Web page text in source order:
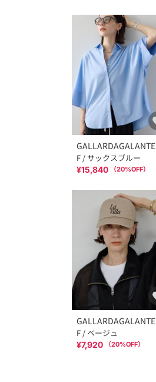
GALLARDAGALANTE
F / サックスブルー
¥15,840 （20%OFF）
GALLARDAGALANTE
F / ベージュ
¥7,920 （20%OFF）